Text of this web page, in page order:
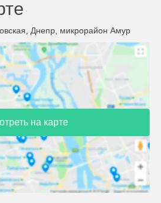
Днепр, микрорайон Амур
на карте